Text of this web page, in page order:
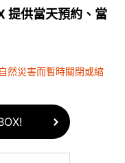
提供當天預約、當
然災害而暫時關閉或縮